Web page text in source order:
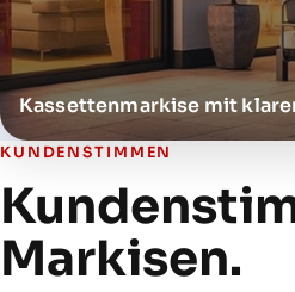
Kassettenmarkise mit
KUNDENSTIMMEN
Markisen.